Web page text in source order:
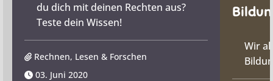
du dich mit deinen Rechten aus?
Teste dein Wissen!
Rechnen, Lesen & Forschen
03. Juni 2020
Wir